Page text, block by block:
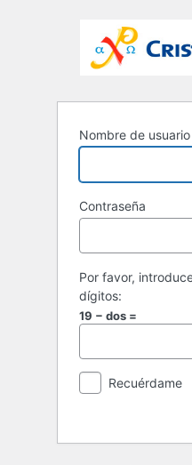
Nombre de
Contraseña
Por favor,
dígitos:
19 − dos =
Recuérdame